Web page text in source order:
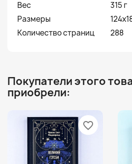
Вес
315 г
Размеры
Количество страниц
288
Покупатели этого
приобрели:
favorite_border